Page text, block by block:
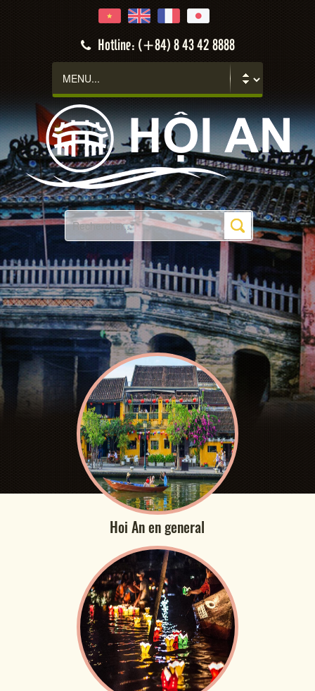
Hotline: (+84) 8 43 42 8888
Hoi An en general